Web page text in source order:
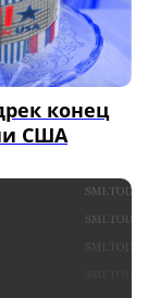
конец
США